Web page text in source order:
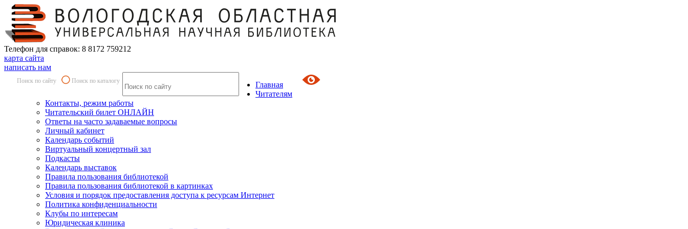
Телефон для справок: 8 8172 759212
карта сайта
написать нам
Поиск по сайту Поиск по каталогу
Главная
Читателям
Контакты, режим работы
Читательский билет ОНЛАЙН
Ответы на часто задаваемые вопросы
Личный кабинет
Календарь событий
Виртуальный концертный зал
Подкасты
Календарь выставок
Правила пользования библиотекой
Правила пользования библиотекой в картинках
Условия и порядок предоставления доступа к ресурсам Интернет
Политика конфиденциальности
Клубы по интересам
Юридическая клиника